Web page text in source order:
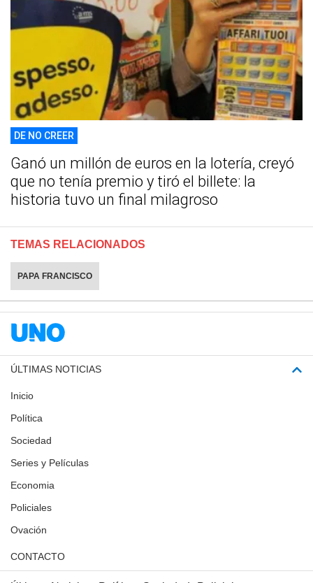
DE NO CREER
Ganó un millón de euros en la lotería, creyó
que no tenía premio y tiró el billete: la
historia tuvo un final milagroso
TEMAS RELACIONADOS
PAPA FRANCISCO
ÚLTIMAS NOTICIAS
Inicio
Política
Sociedad
Series y Películas
Economia
Policiales
Ovación
CONTACTO